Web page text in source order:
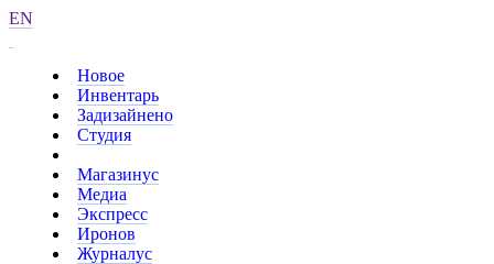
EN
Новое
Инвентарь
Задизайнено
Студия
Магазинус
Медиа
Экспресс
Иронов
Журналус